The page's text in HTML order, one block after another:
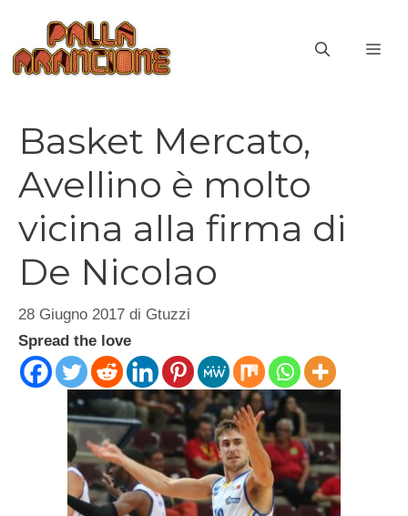
contenuto
Basket Mercato,
Avellino è molto
vicina alla firma di
De Nicolao
28 Giugno 2017 di Gtuzzi
Spread the love